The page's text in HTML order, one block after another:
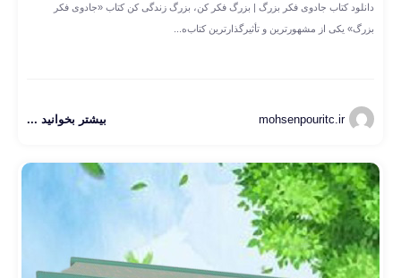
دانلود کتاب جادوی فکر بزرگ | بزرگ فکر کن، بزرگ زندگی کن کتاب «جادوی فکر
بزرگ» یکی از مشهورترین و تأثیرگذارترین کتاب‌ه...
mohsenpouritc.ir بیشتر بخوانید ...